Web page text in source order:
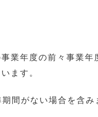
業年度の前々事業
ます。
がない場合を含み